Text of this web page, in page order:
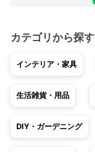
カテゴリから探す
インテリア・家具
生活雑貨・用品
DIY・ガーデニング